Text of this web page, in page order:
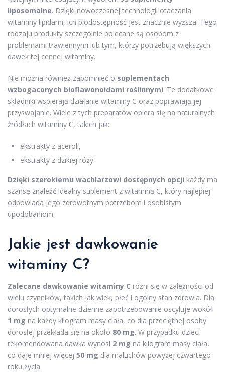
liposomalne. Dzięki nowoczesnej technologii otaczania
witaminy lipidami, ich biodostępność jest znacznie wyższa. Tego
rodzaju produkty szczególnie polecane są osobom z
problemami trawiennymi lub tym, którzy potrzebują większych
dawek tej cennej witaminy.
Nie można również zapomnieć o suplementach
wzbogaconych bioflawonoidami roślinnymi. Te dodatkowe
składniki wspierają działanie witaminy C oraz poprawiają jej
przyswajanie. Wiele z tych preparatów opiera się na naturalnych
źródłach witaminy C, takich jak:
ekstrakty z aceroli,
ekstrakty z dzikiej róży.
Dzięki szerokiemu wachlarzowi dostępnych opcji każdy ma
szansę znaleźć idealny suplement z witaminą C, który najlepiej
odpowiada jego zdrowotnym potrzebom i osobistym
upodobaniom.
Jakie jest dawkowanie
witaminy C?
Zalecane dawkowanie witaminy C różni się w zależności od
wielu czynników, takich jak wiek, płeć i ogólny stan zdrowia. Dla
dorosłych optymalne dzienne zapotrzebowanie oscyluje wokół
1 mg na każdy kilogram masy ciała, co dla przeciętnej osoby
dorosłej przekłada się na około 80 mg. W przypadku dzieci
rekomendowana dawka wynosi 2 mg na kilogram masy ciała,
co daje mniej więcej 50 mg dla maluchów powyżej czwartego
roku życia.